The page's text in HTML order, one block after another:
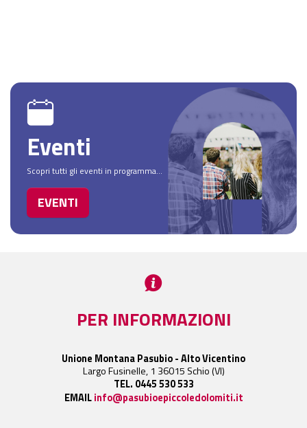
Eventi
Scopri tutti gli eventi in programma...
EVENTI
PER INFORMAZIONI
Unione Montana Pasubio - Alto Vicentino
Largo Fusinelle, 1 36015 Schio (VI)
TEL. 0445 530 533
EMAILinfo@pasubioepiccoledolomiti.it